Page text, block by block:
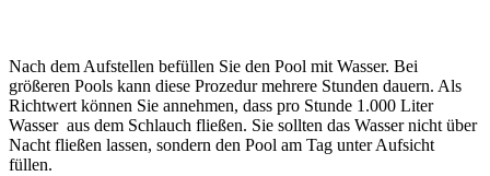
Nach dem Aufstellen befüllen Sie den Pool mit Wasser. Bei
größeren Pools kann diese Prozedur mehrere Stunden dauern. Als
Richtwert können Sie annehmen, dass pro Stunde 1.000 Liter
Wasser aus dem Schlauch fließen. Sie sollten das Wasser nicht über
Nacht fließen lassen, sondern den Pool am Tag unter Aufsicht
füllen.